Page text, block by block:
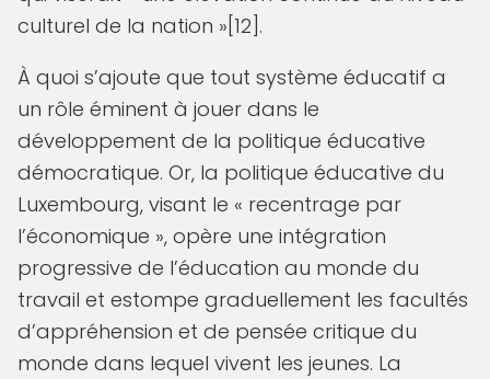
culturel de la nation »[12].
À quoi s’ajoute que tout système éducatif a
un rôle éminent à jouer dans le
développement de la politique éducative
démocratique. Or, la politique éducative du
Luxembourg, visant le « recentrage par
l’économique », opère une intégration
progressive de l’éducation au monde du
travail et estompe graduellement les facultés
d’appréhension et de pensée critique du
monde dans lequel vivent les jeunes. La